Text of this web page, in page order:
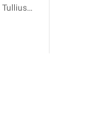
Tullius